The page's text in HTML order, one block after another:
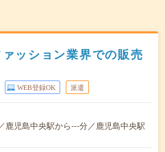
ッション業界での販売
WEB登録OK 派遣
鹿児島中央駅から---分／鹿児島中央駅